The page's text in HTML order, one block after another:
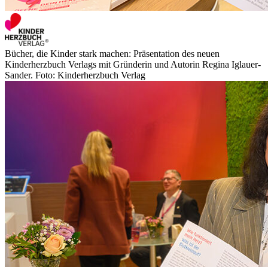
Bücher, die Kinder stark machen: Präsentation des neuen
Kinderherzbuch Verlags mit Gründerin und Autorin Regina Iglauer-
Sander. Foto: Kinderherzbuch Verlag